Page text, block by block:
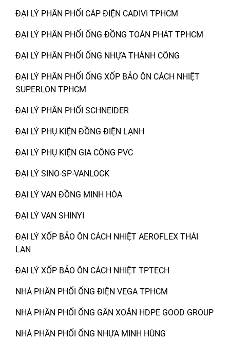
ĐẠI LÝ PHÂN PHỐI CÁP ĐIỆN CADIVI TPHCM
ĐẠI LÝ PHÂN PHỐI ỐNG ĐỒNG TOÀN PHÁT TPHCM
ĐẠI LÝ PHÂN PHỐI ỐNG NHỰA THÀNH CÔNG
ĐẠI LÝ PHÂN PHỐI ỐNG XỐP BẢO ÔN CÁCH NHIỆT
SUPERLON TPHCM
ĐẠI LÝ PHÂN PHỐI SCHNEIDER
ĐẠI LÝ PHỤ KIỆN ĐỒNG ĐIỆN LẠNH
ĐẠI LÝ PHỤ KIỆN GIA CÔNG PVC
ĐẠI LÝ SINO-SP-VANLOCK
ĐẠI LÝ VAN ĐỒNG MINH HÒA
ĐẠI LÝ VAN SHINYI
ĐẠI LÝ XỐP BẢO ÔN CÁCH NHIỆT AEROFLEX THÁI
LAN
ĐẠI LÝ XỐP BẢO ÔN CÁCH NHIỆT TPTECH
NHÀ PHÂN PHỐI ỐNG ĐIỆN VEGA TPHCM
NHÀ PHÂN PHỐI ỐNG GÂN XOẮN HDPE GOOD GROUP
NHÀ PHÂN PHỐI ỐNG NHỰA MINH HÙNG